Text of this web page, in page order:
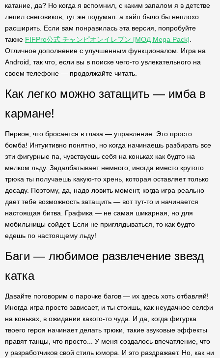
катание, да? Но когда я вспомнил, с каким запалом я в детстве
лепил снеговиков, тут же подумал: а хайп было бы неплохо
расширить. Если вам понравилась эта версия, попробуйте
также FIFPro公式 チャンピオンイレブン [МОД Mega Pack]
Отличное дополнение с улучшенным функционалом. Игра на
Android, так что, если вы в поиске чего-то увлекательного на
своем телефоне — продолжайте читать.
Как легко можно затащить — имба в
кармане!
Первое, что бросается в глаза — управление. Это просто
бомба! Интуитивно понятно, но когда начинаешь разбирать все
эти фигурные па, чувствуешь себя на коньках как будто на
мелком льду. Задалбатывает немного; иногда вместо крутого
трюка ты получаешь какую-то хрень, которая оставляет только
досаду. Поэтому, да, надо ловить момент, когда игра реально
дает тебе возможность затащить — вот тут-то и начинается
настоящая битва. Графика — не самая шикарная, но для
мобильницы сойдет. Если не приглядываться, то как будто
едешь по настоящему льду!
Баги — любимое развлечение звезд
катка
Давайте поговорим о парочке багов — их здесь хоть отбавляй!
Иногда игра просто зависает, и ты стоишь, как неудачное селфи
на коньках, в ожидании какого-то чуда. И да, когда фигурка
твоего героя начинает делать трюки, такие звуковые эффекты
правят танцы, что просто... У меня создалось впечатление, что
у разработчиков свой стиль юмора. И это раздражает. Но, как ни